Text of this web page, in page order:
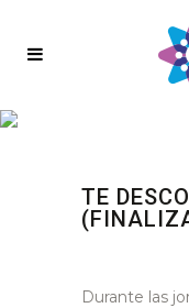
TE
Durante las